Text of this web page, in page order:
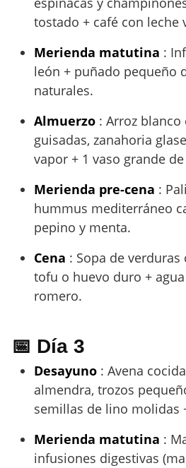
tostado + café con leche
Merienda matutina :
león + puñado pequeño
naturales.
Almuerzo : Arroz
guisadas, zanahoria
vapor + 1 vaso grande
Merienda pre-cena :
hummus mediterráneo
pepino y menta.
Cena : Sopa de
tofu o huevo duro +
romero.
📅 Día 3
Desayuno : Avena
almendra, trozos
semillas de lino molidas
Merienda matutina :
infusiones digestivas